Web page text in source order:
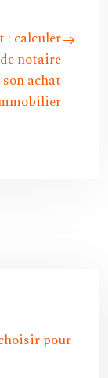
: calculer
notaire
achat
pour